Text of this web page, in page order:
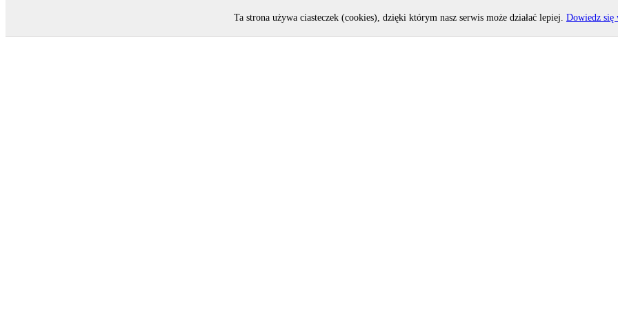
Ta strona używa ciasteczek (cookies), dzięki którym nasz serwis może działać lepiej. Dowiedz się